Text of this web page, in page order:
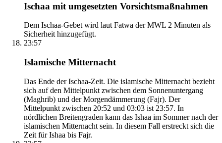
Ischaa mit umgesetzten Vorsichtsmaßnahmen
Dem Ischaa-Gebet wird laut Fatwa der MWL 2 Minuten als
Sicherheit hinzugefügt.
23:57
Islamische Mitternacht
Das Ende der Ischaa-Zeit. Die islamische Mitternacht bezieht
sich auf den Mittelpunkt zwischen dem Sonnenuntergang
(Maghrib) und der Morgendämmerung (Fajr). Der
Mittelpunkt zwischen 20:52 und 03:03 ist 23:57. In
nördlichen Breitengraden kann das Ishaa im Sommer nach der
islamischen Mitternacht sein. In diesem Fall erstreckt sich die
Zeit für Ishaa bis Fajr.